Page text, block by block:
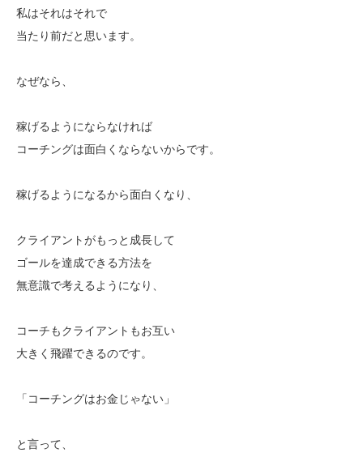
私はそれはそれで
当たり前だと思います。
なぜなら、
稼げるようにならなければ
コーチングは面白くならないからです。
稼げるようになるから面白くなり、
クライアントがもっと成長して
ゴールを達成できる方法を
無意識で考えるようになり、
コーチもクライアントもお互い
大きく飛躍できるのです。
「コーチングはお金じゃない」
と言って、